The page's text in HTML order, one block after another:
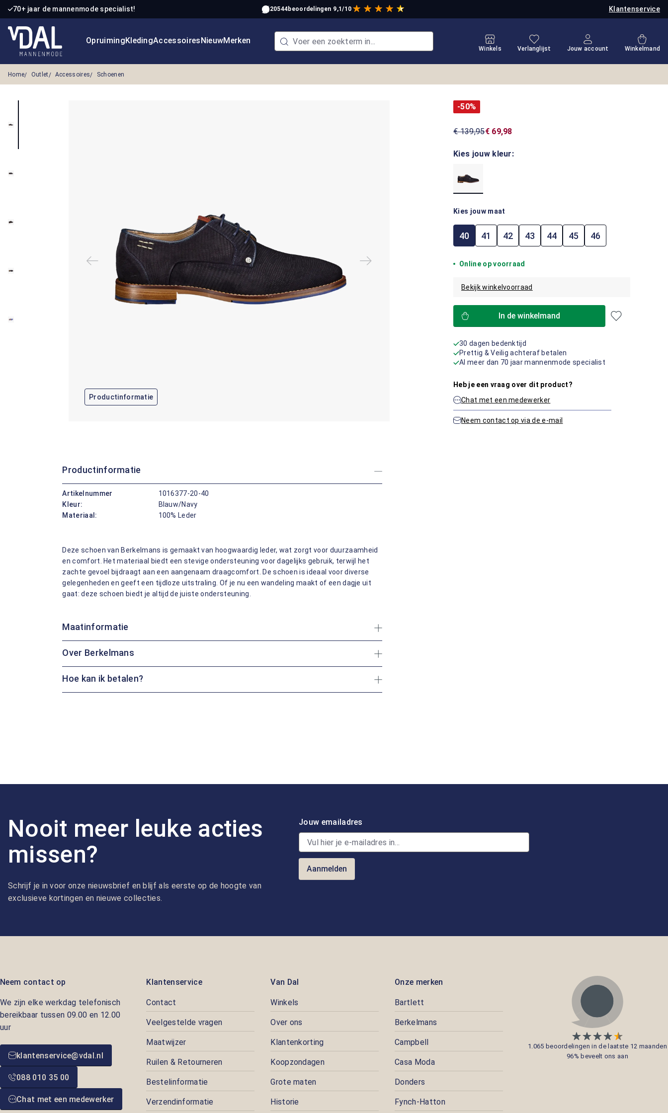
de hoofdinhoud
Ga naar de zoekopdracht
Ga naar de hoofdnavigatie
70+ jaar de mannenmode specialist! Klantenservice
20544beoordelingen 9,1/10
OpruimingKledingAccessoiresNieuwMerken
Winkels
Je hebt 0 items op je verlanglijstje
Verlanglijst Jouw account Winkelmand
Home Outlet Accessoires Schoenen
Productinformatie
-50%
€ 139,95€ 69,98
Kies jouw kleur:
Kies jouw maat
40 41 42 43 44 45 46
Online op voorraad
Bekijk winkelvoorraad
In de winkelmand
30 dagen bedenktijd
Prettig & Veilig achteraf betalen
Al meer dan 70 jaar mannenmode specialist
Heb je een vraag over dit product?
Chat met een medewerker
Neem contact op via de e-mail
Productinformatie
Artikelnummer
1016377-20-40
Kleur:
Blauw/Navy
Materiaal:
100% Leder
Deze schoen van Berkelmans is gemaakt van hoogwaardig leder, wat zorgt voor duurzaamheid
en comfort. Het materiaal biedt een stevige ondersteuning voor dagelijks gebruik, terwijl het
zachte gevoel bijdraagt aan een aangenaam draagcomfort. De schoen is ideaal voor diverse
gelegenheden en geeft een tijdloze uitstraling. Of je nu een wandeling maakt of een dagje uit
gaat: deze schoen biedt je altijd de juiste ondersteuning.
Maatinformatie
Over Berkelmans
Hoe kan ik betalen?
Nooit meer leuke acties
missen?
Schrijf je in voor onze nieuwsbrief en blijf als eerste op de hoogte van
exclusieve kortingen en nieuwe collecties.
Jouw emailadres
Aanmelden
Neem contact op
We zijn elke werkdag telefonisch
bereikbaar tussen 09.00 en 12.00
uur
klantenservice@vdal.nl
088 010 35 00
Chat met een medewerker
Klantenservice
Contact
Veelgestelde vragen
Maatwijzer
Ruilen & Retourneren
Bestelinformatie
Verzendinformatie
Van Dal
Winkels
Over ons
Klantenkorting
Koopzondagen
Grote maten
Historie
Onze merken
Bartlett
Berkelmans
Campbell
Casa Moda
Donders
Fynch-Hatton
1.065 beoordelingen in de laatste 12 maanden
96% beveelt ons aan